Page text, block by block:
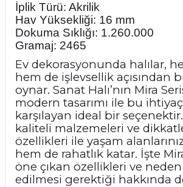
İplik Türü: Akrilik
Hav Yüksekliği: 16 mm
Dokuma Sıklığı: 1.260.000
Gramaj: 2465
Ev dekorasyonunda halılar,
hem de işlevsellik açısından
oynar. Sanat Halı’nın Mira
modern tasarımı ile bu
karşılayan ideal bir
kaliteli malzemeleri ve
özellikleri ile yaşam
hem de rahatlık katar. İşte
öne çıkan özellikleri ve
edilmesi gerektiği hakkında